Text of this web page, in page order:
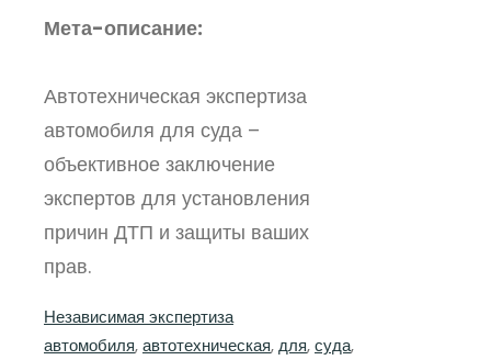
Мета-описание:
Автотехническая экспертиза
автомобиля для суда –
объективное заключение
экспертов для установления
причин ДТП и защиты ваших
прав.
Независимая экспертиза
автомобиля, автотехническая, для, суда